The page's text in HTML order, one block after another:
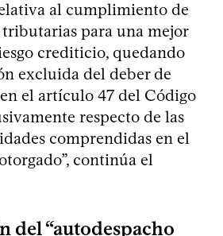
al cumplimiento de
tributarias para una mejor
crediticio, quedando
excluida del deber de
el artículo 47 del Código
respecto de las
comprendidas en el
continúa el
del “autodespacho